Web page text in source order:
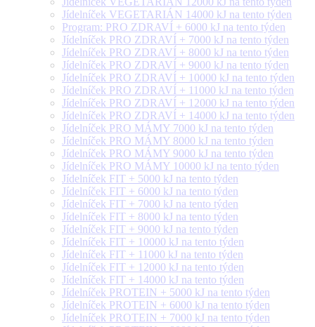
Jídelníček VEGETARIÁN 14000 kJ na tento týden
Program: PRO ZDRAVÍ + 6000 kJ na tento týden
Jídelníček PRO ZDRAVÍ + 7000 kJ na tento týden
Jídelníček PRO ZDRAVÍ + 8000 kJ na tento týden
Jídelníček PRO ZDRAVÍ + 9000 kJ na tento týden
Jídelníček PRO ZDRAVÍ + 10000 kJ na tento týden
Jídelníček PRO ZDRAVÍ + 11000 kJ na tento týden
Jídelníček PRO ZDRAVÍ + 12000 kJ na tento týden
Jídelníček PRO ZDRAVÍ + 14000 kJ na tento týden
Jídelníček PRO MÁMY 7000 kJ na tento týden
Jídelníček PRO MÁMY 8000 kJ na tento týden
Jídelníček PRO MÁMY 9000 kJ na tento týden
Jídelníček PRO MÁMY 10000 kJ na tento týden
Jídelníček FIT + 5000 kJ na tento týden
Jídelníček FIT + 6000 kJ na tento týden
Jídelníček FIT + 7000 kJ na tento týden
Jídelníček FIT + 8000 kJ na tento týden
Jídelníček FIT + 9000 kJ na tento týden
Jídelníček FIT + 10000 kJ na tento týden
Jídelníček FIT + 11000 kJ na tento týden
Jídelníček FIT + 12000 kJ na tento týden
Jídelníček FIT + 14000 kJ na tento týden
Jídelníček PROTEIN + 5000 kJ na tento týden
Jídelníček PROTEIN + 6000 kJ na tento týden
Jídelníček PROTEIN + 7000 kJ na tento týden